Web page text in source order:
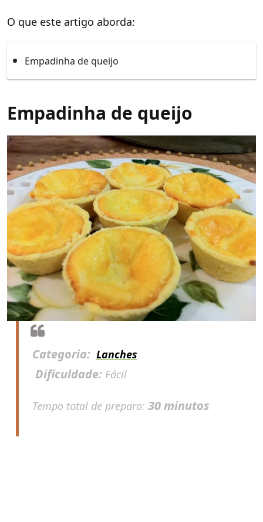
O que este artigo aborda:
Empadinha de queijo
Empadinha de queijo
Categoria: Lanches
Dificuldade: Fácil
Tempo total de preparo: 30 minutos